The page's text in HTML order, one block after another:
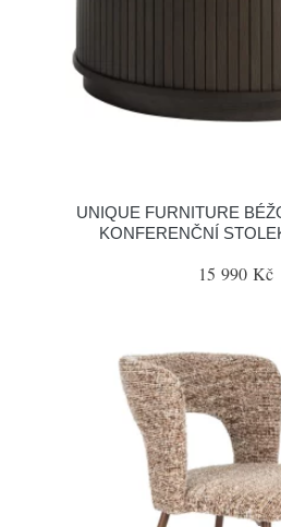
UNIQUE FURNITURE
KONFERENČNÍ
15 990 Kč